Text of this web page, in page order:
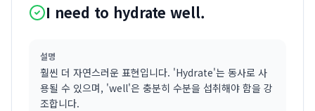
I need to hydrate well.
설명
훨씬 더 자연스러운 표현입니다. 'Hydrate'는 동사로 사
용될 수 있으며, 'well'은 충분히 수분을 섭취해야 함을 강
조합니다.